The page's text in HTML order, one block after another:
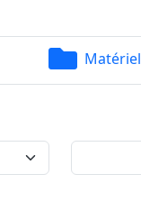
Matériel